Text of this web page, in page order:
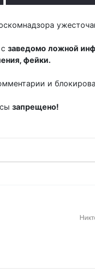
заведомо ложной
фейки.
и
запрещено!